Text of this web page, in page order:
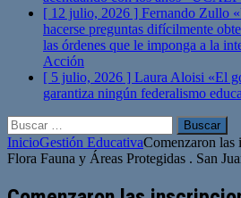
[ 12 julio, 2026 ] Fernando Zullo
hacerse preguntas difícilmente
las órdenes que le imponga a la
Acción
[ 5 julio, 2026 ] Laura Aloisi «El
garantiza ningún federalismo
Buscar:
InicioGestión EducativaComenzaron las
Flora Fauna y Áreas Protegidas . San